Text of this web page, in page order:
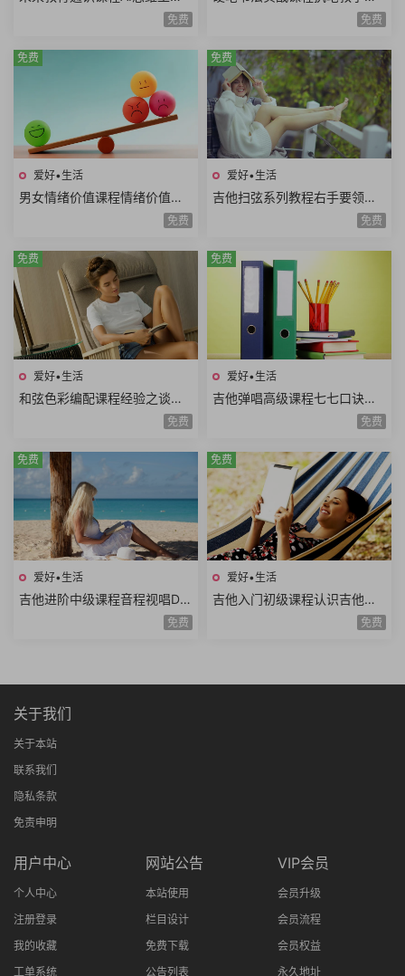
思维系统思维美学思维熵增思
维哲学思维概率思维51课时
免费
本笔画偏旁部首间架结构例字
免费
爱好•生活
男女情绪价值课程情绪价值需
求情绪价值类型情绪价值实例
免费
免费
爱好•生活
吉他扫弦系列教程右手要领变
速练习右手切音左手切音组合
免费
免费
爱好•生活
和弦色彩编配课程经验之谈伴
奏方法高级和弦编曲解析扒谱
免费
免费
爱好•生活
吉他弹唱高级课程七七口诀音
程推算简谱视唱和弦构成音阶
免费
免费
爱好•生活
吉他进阶中级课程音程视唱D调
和弦靠弦练习扫弦基础强五和
免费
免费
爱好•生活
吉他入门初级课程认识吉他调
音调弦E调音阶弹唱练习基础乐
免费
免费
关于我们
关于本站
联系我们
隐私条款
免责申明
用户中心
个人中心
注册登录
我的收藏
工单系统
网站公告
本站使用
栏目设计
免费下载
公告列表
VIP会员
会员升级
会员流程
会员权益
永久地址